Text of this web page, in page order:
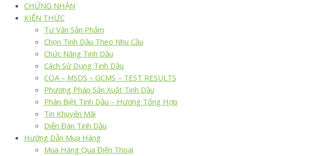
CHỨNG NHẬN
KIẾN THỨC
Tư Vấn Sản Phẩm
Chọn Tinh Dầu Theo Nhu Cầu
Chức Năng Tinh Dầu
Cách Sử Dụng Tinh Dầu
COA – MSDS – GCMS – TEST RESULTS
Phương Pháp Sản Xuất Tinh Dầu
Phân Biệt Tinh Dầu – Hương Tổng Hợp
Tin Khuyến Mãi
Diễn Đàn Tinh Dầu
Hướng Dẫn Mua Hàng
Mua Hàng Qua Điện Thoại